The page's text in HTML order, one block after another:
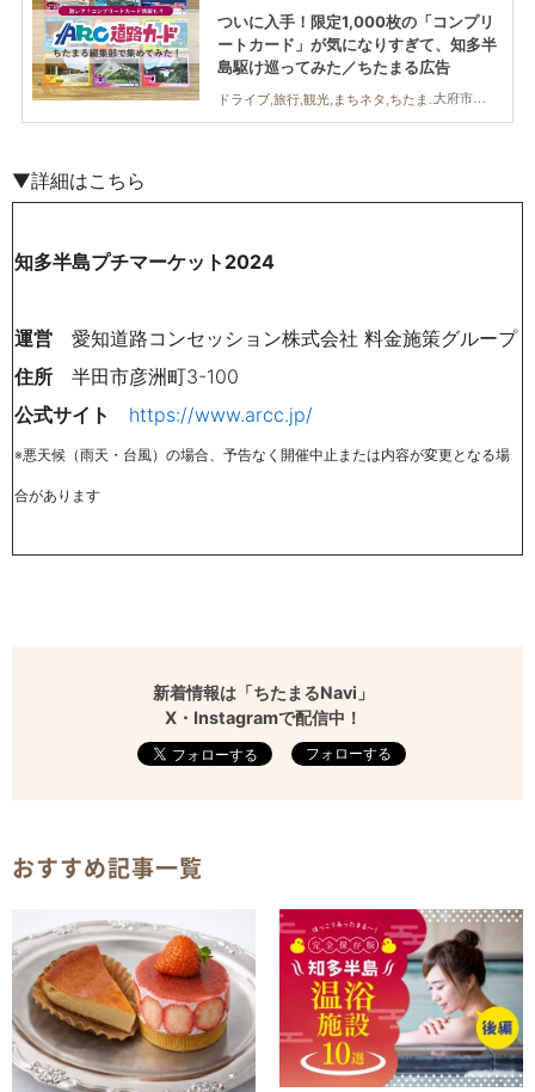
大府市,阿久比町,常滑市,美浜町,南知多町
ついに入手！限定1,000枚の「コンプリ
ートカード」が気になりすぎて、知多半
島駆け巡ってみた／ちたまる広告
ドライブ,旅行,観光,まちネタ,ちたまる広告,家族,おひとりさま
▼詳細はこちら
知多半島プチマーケット2024
運営 愛知道路コンセッション株式会社 料金施策グループ
住所 半田市彦洲町3-100
公式サイト
https://www.arcc.jp/
※悪天候（雨天・台風）の場合、予告なく開催中止または内容が変更となる場
合があります
新着情報は「ちたまるNavi」
X・Instagramで配信中！
フォローする
おすすめ記事一覧